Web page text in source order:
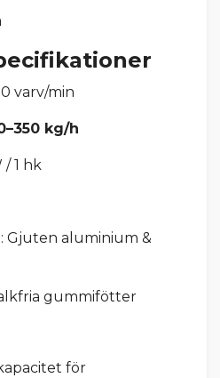
varv/min
kg/h
/ 1 hk
Gjuten aluminium &
gummifötter
för